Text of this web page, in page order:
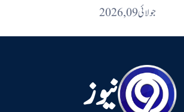
جولائی 09, 2026
نیوز